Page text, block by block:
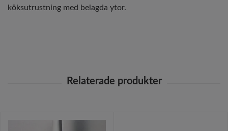
köksutrustning med belagda ytor.